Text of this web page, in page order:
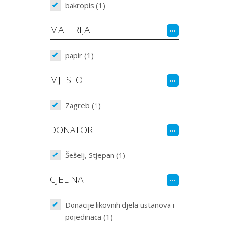
bakropis (1)
MATERIJAL
papir (1)
MJESTO
Zagreb (1)
DONATOR
Šešelj, Stjepan (1)
CJELINA
Donacije likovnih djela ustanova i
pojedinaca (1)